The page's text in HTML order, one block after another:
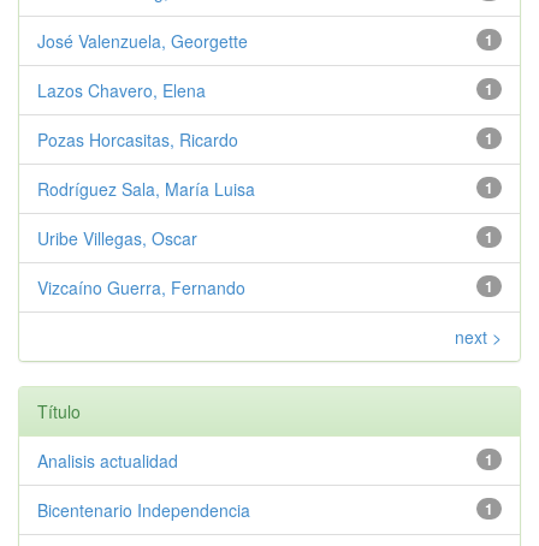
1
José Valenzuela, Georgette
1
Lazos Chavero, Elena
1
Pozas Horcasitas, Ricardo
1
Rodríguez Sala, María Luisa
1
Uribe Villegas, Oscar
1
Vizcaíno Guerra, Fernando
next >
Título
1
Analisis actualidad
1
Bicentenario Independencia